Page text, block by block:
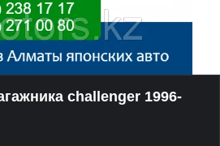
challenger 1996-